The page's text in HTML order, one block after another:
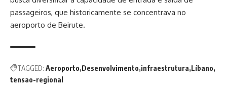
passageiros, que historicamente se concentrava no
aeroporto de Beirute.
TAGGED: Aeroporto Desenvolvimento infraestrutura Líbano
tensao-regional